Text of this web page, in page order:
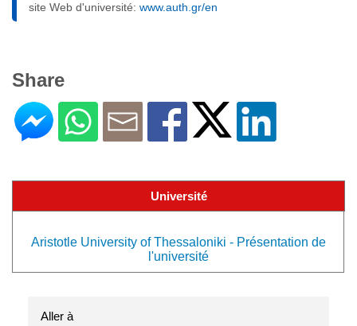
site Web d'université: www.auth.gr/en
Share
Université
Aristotle University of Thessaloniki - Présentation de
l'université
Aller à